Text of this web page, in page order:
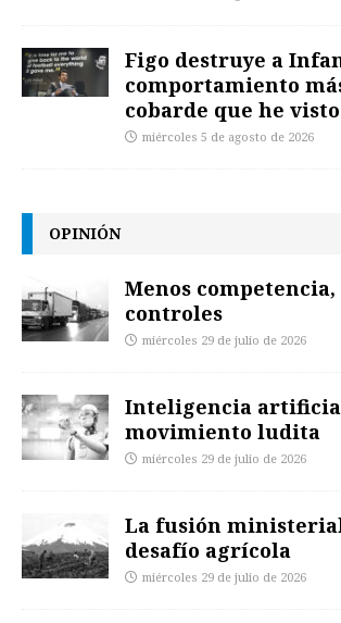
Figo destruye a
comportamiento
cobarde que he
miércoles 5 de agosto de 2026
OPINIÓN
Menos competencia,
controles
miércoles 29 de julio de 2026
Inteligencia
movimiento ludita
miércoles 29 de julio de 2026
La fusión
desafío agrícola
miércoles 29 de julio de 2026